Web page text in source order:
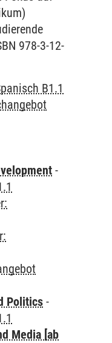
978-3-12-
B1.1
-
Politics -
Media [ab